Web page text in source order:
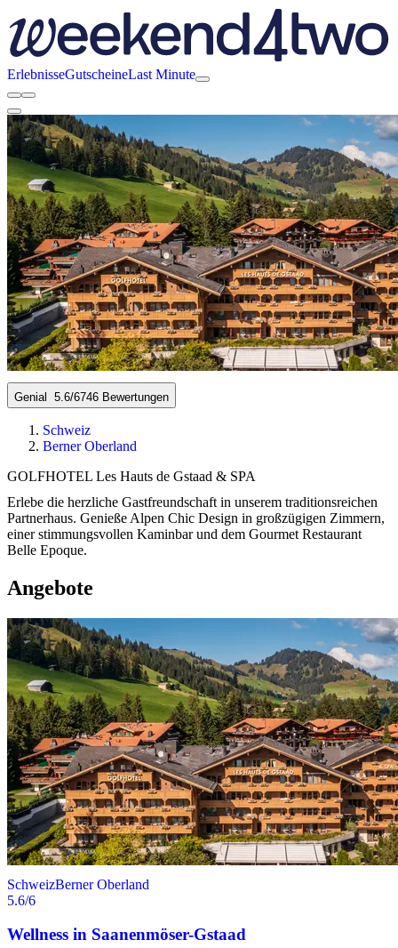
ErlebnisseGutscheineLast Minute
Genial 5.6/6746 Bewertungen
Schweiz
Berner Oberland
GOLFHOTEL Les Hauts de Gstaad & SPA
Erlebe die herzliche Gastfreundschaft in unserem traditionsreichen
Partnerhaus. Genieße Alpen Chic Design in großzügigen Zimmern,
einer stimmungsvollen Kaminbar und dem Gourmet Restaurant
Belle Epoque.
Angebote
SchweizBerner Oberland
5.6/6
Wellness in Saanenmöser-Gstaad